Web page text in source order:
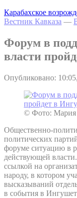
Карабахское
Вестник Кавказа —
Форум в
власти
Опубликовано:
© Фото: Мария
Общественно-
политических
форуме ситуацию в
действующей
ссылкой на
народу, в котором
высказываний
в события в